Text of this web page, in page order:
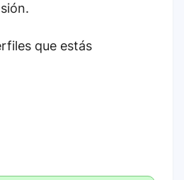
que estás